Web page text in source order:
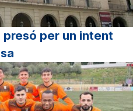
presó per un intent